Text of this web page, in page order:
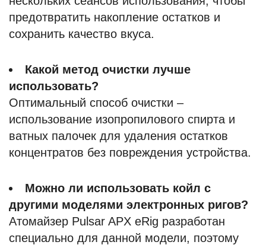
предотвратить накопление остатков и
сохранить качество вкуса.
Какой метод очистки лучше
использовать?
Оптимальный способ очистки –
использование изопропилового спирта и
ватных палочек для удаления остатков
концентратов без повреждения устройства.
Можно ли использовать койл с
другими моделями электронных ригов?
Атомайзер Pulsar APX eRig разработан
специально для данной модели, поэтому